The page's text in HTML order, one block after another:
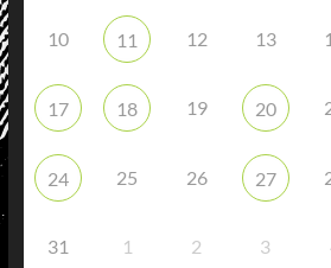
10 11 12 13
17 18 19 20
24 25 26 27
31 1 2 3